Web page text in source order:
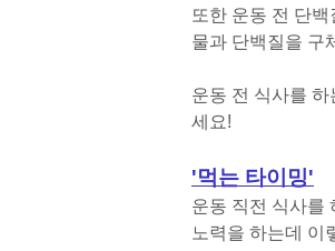
또한 운동 전 단
물과 단백질을 구
운동 전 식사를
세요!
'먹는 타이밍'
운동 직전 식사를
노력을 하는데 이